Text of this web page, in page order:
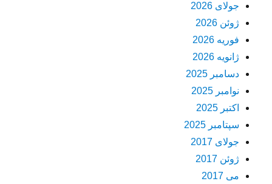
جولای 2026
ژوئن 2026
فوریه 2026
ژانویه 2026
دسامبر 2025
نوامبر 2025
اکتبر 2025
سپتامبر 2025
جولای 2017
ژوئن 2017
می 2017